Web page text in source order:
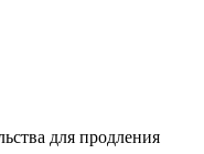
для продления